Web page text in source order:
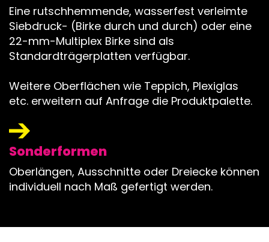
Eine rutschhemmende, wasserfest verleimte
Siebdruck- (Birke durch und durch) oder eine
22-mm-Multiplex Birke sind als
Standardträgerplatten verfügbar.
Weitere Oberflächen wie Teppich, Plexiglas
etc. erweitern auf Anfrage die Produktpalette.
Sonderformen
Oberlängen, Ausschnitte oder Dreiecke können
individuell nach Maß gefertigt werden.